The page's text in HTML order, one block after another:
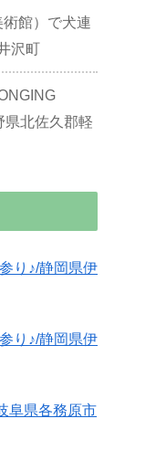
館）で犬連
沢町
県北佐久郡軽
り♪/静岡県伊
り♪/静岡県伊
阜県各務原市